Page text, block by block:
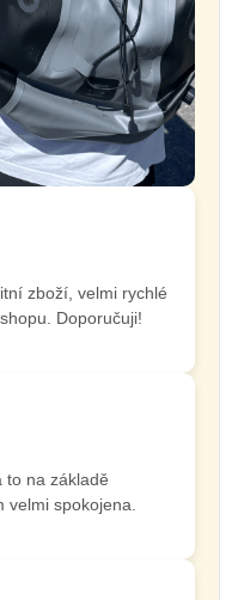
zboží, velmi rychlé
Doporučuji!
to na základě
spokojena.